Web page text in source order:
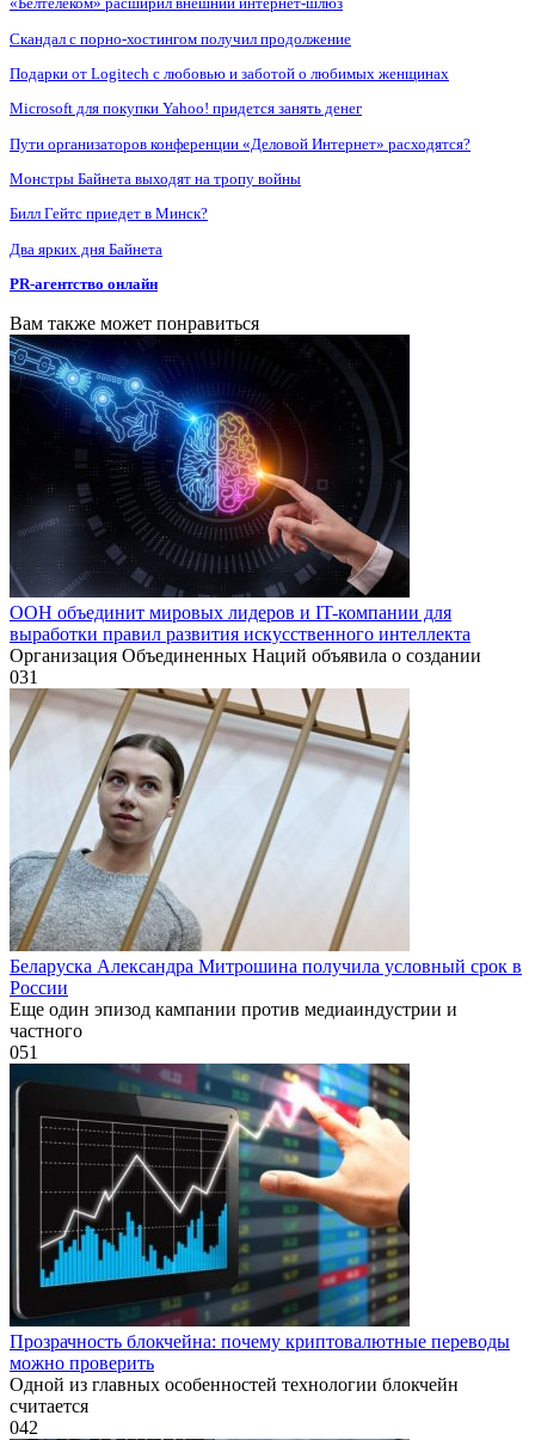
Скандал с порно-хостингом получил продолжение
Подарки от Logitech с любовью и заботой о любимых женщинах
Microsoft для покупки Yahoo! придется занять денег
Пути организаторов конференции «Деловой Интернет» расходятся?
Монстры Байнета выходят на тропу войны
Билл Гейтс приедет в Минск?
Два ярких дня Байнета
PR-агентство онлайн
Вам также может понравиться
ООН объединит мировых лидеров и IT-компании для
выработки правил развития искусственного интеллекта
Организация Объединенных Наций объявила о создании
031
Беларуска Александра Митрошина получила условный срок в
России
Еще один эпизод кампании против медиаиндустрии и
частного
051
Прозрачность блокчейна: почему криптовалютные переводы
можно проверить
Одной из главных особенностей технологии блокчейн
считается
042